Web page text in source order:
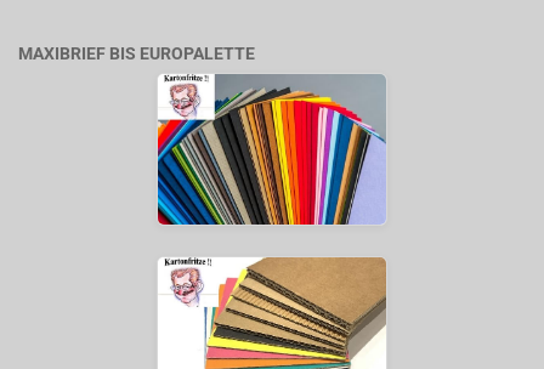
MAXIBRIEF BIS EUROPALETTE